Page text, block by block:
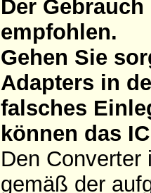
Der
empfohlen.
Gehen Sie
Adapters in
falsches
können das
Den
gemäß der